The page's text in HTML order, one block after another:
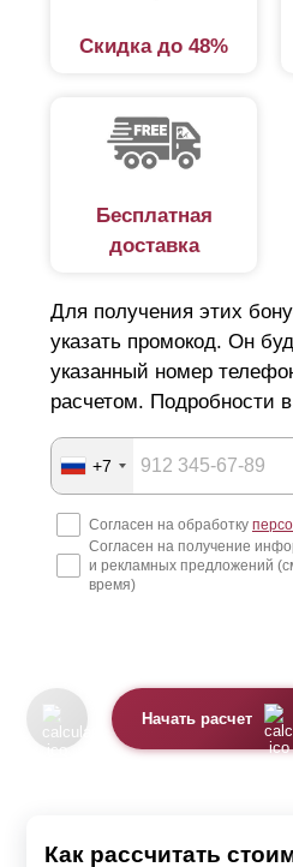
Скидка до 48%
Бесплатная
доставка
Для получения этих
указать промокод. Он
указанный номер
расчетом. Подробности
+7
Согласен на обработку
Согласен на получение
и рекламных предложений
время)
Начать расчет
Как рассчитать